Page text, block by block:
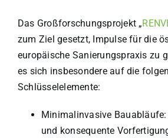
Das Großforschungsprojekt „
zum Ziel gesetzt, Impulse für die
europäische Sanierungspraxis zu
es sich insbesondere auf die
Schlüsselelemente:
Minimalinvasive
und konsequente